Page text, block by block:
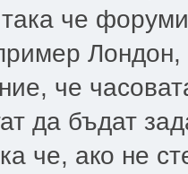
че
че
да бъдат
че, ако не